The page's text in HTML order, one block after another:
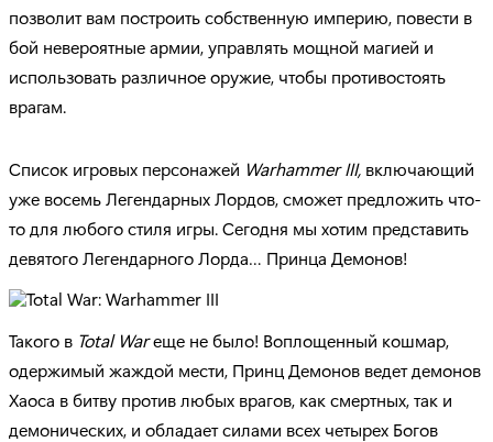
позволит вам построить собственную империю, повести в
бой невероятные армии, управлять мощной магией и
использовать различное оружие, чтобы противостоять
врагам.
Список игровых персонажей Warhammer III, включающий
уже восемь Легендарных Лордов, сможет предложить что-
то для любого стиля игры. Сегодня мы хотим представить
девятого Легендарного Лорда… Принца Демонов!
Такого в Total Warеще не было! Воплощенный кошмар,
одержимый жаждой мести, Принц Демонов ведет демонов
Хаоса в битву против любых врагов, как смертных, так и
демонических, и обладает силами всех четырех Богов